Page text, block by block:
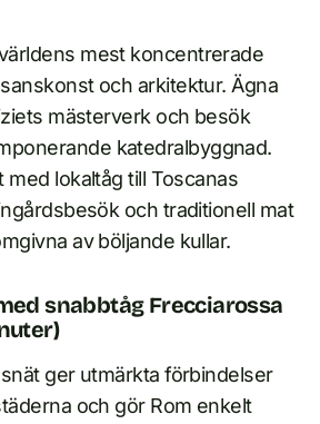
mest koncentrerade
och arkitektur. Ägna
mästerverk och besök
katedralbyggnad.
lokaltåg till Toscanas
och traditionell mat
av böljande kullar.
snabbtåg Frecciarossa
ger utmärkta förbindelser
och gör Rom enkelt